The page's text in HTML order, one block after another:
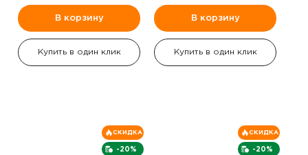
В корзину
Купить в один клик
В корзину
Купить в один клик
-20%
СКИДКА
-20%
СКИДКА